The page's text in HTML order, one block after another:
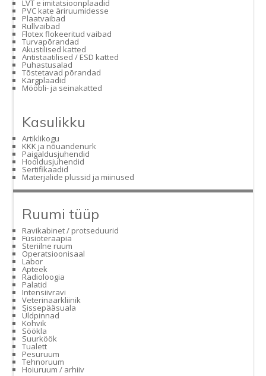
LVT e imitatsioonplaadid
PVC kate äriruumidesse
Plaatvaibad
Rullvaibad
Flotex flokeeritud vaibad
Turvapõrandad
Akustilised katted
Antistaatilised / ESD katted
Puhastusalad
Tõstetavad põrandad
Kärgplaadid
Mööbli- ja seinakatted
Kasulikku
Artiklikogu
KKK ja nõuandenurk
Paigaldusjuhendid
Hooldusjuhendid
Sertifikaadid
Materjalide plussid ja miinused
Ruumi tüüp
Ravikabinet / protseduurid
Füsioteraapia
Steriilne ruum
Operatsioonisaal
Labor
Apteek
Radioloogia
Palatid
Intensiivravi
Veterinaarkliinik
Sissepääsuala
Üldpinnad
Kohvik
Söökla
Suurköök
Tualett
Pesuruum
Tehnoruum
Hoiuruum / arhiiv